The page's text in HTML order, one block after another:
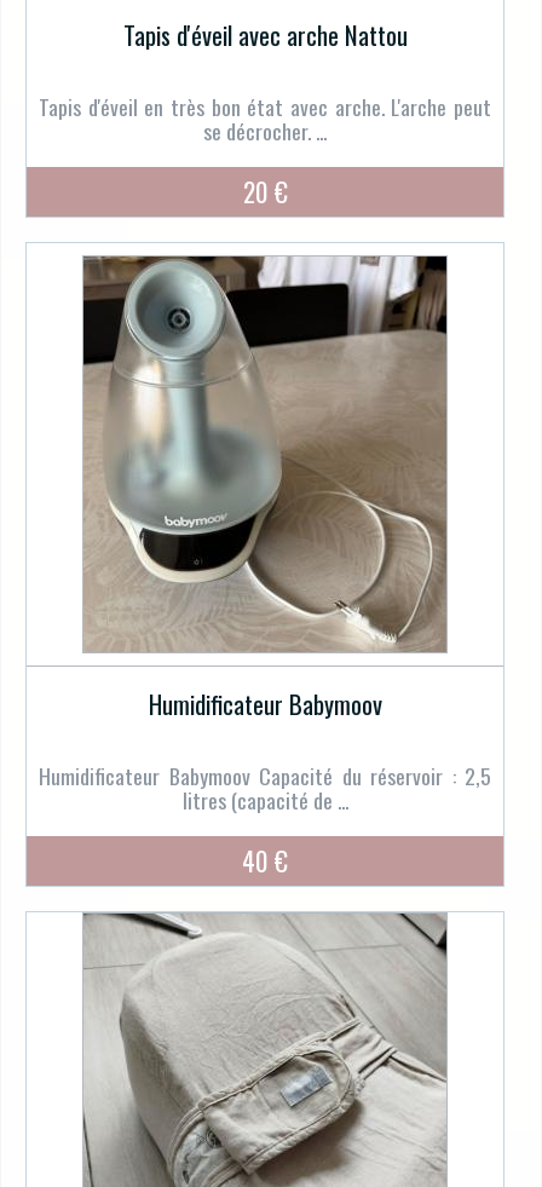
Tapis d'éveil avec arche Nattou
Tapis d'éveil en très bon état avec arche. L'arche peut
se décrocher. ...
20 €
Humidificateur Babymoov
Humidificateur Babymoov Capacité du réservoir : 2,5
litres (capacité de ...
40 €